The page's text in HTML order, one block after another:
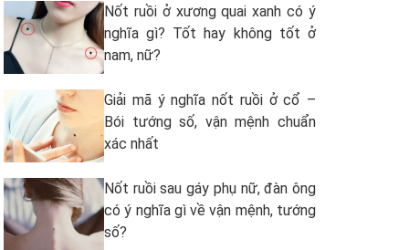
Nốt ruồi ở xương quai xanh có ý
nghĩa gì? Tốt hay không tốt ở
nam, nữ?
Giải mã ý nghĩa nốt ruồi ở cổ –
Bói tướng số, vận mệnh chuẩn
xác nhất
Nốt ruồi sau gáy phụ nữ, đàn ông
có ý nghĩa gì về vận mệnh, tướng
số?